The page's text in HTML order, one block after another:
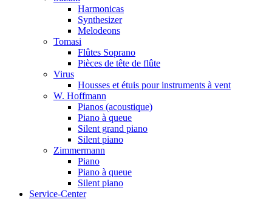
Harmonicas
Synthesizer
Melodeons
Tomasi
Flûtes Soprano
Pièces de tête de flûte
Virus
Housses et étuis pour instruments à vent
W. Hoffmann
Pianos (acoustique)
Piano à queue
Silent grand piano
Silent piano
Zimmermann
Piano
Piano à queue
Silent piano
Service-Center